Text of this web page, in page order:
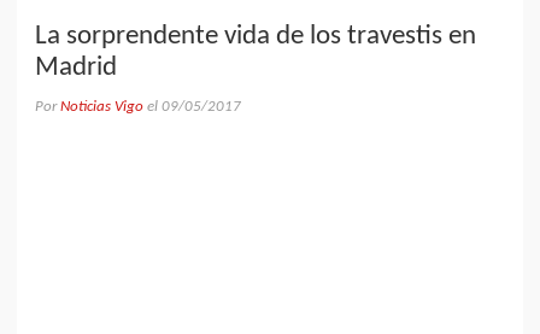
La sorprendente vida de los travestis en
Madrid
PorNoticias Vigo el 09/05/2017